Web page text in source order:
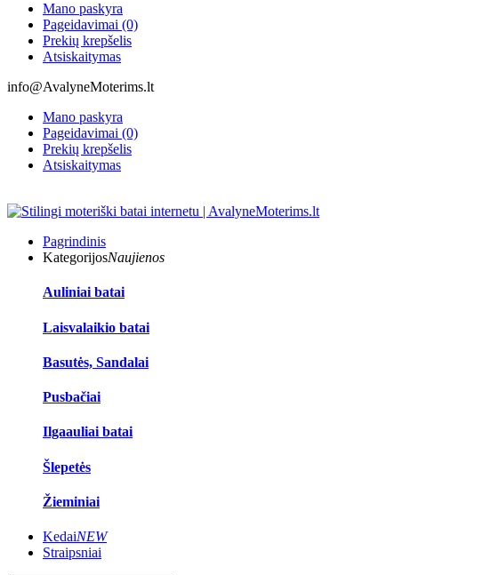
Mano paskyra
Pageidavimai (0)
Prekių krepšelis
Atsiskaitymas
info@AvalyneMoterims.lt
Mano paskyra
Pageidavimai (0)
Prekių krepšelis
Atsiskaitymas
Pagrindinis
KategorijosNaujienos
Auliniai batai
Laisvalaikio batai
Basutės, Sandalai
Pusbačiai
Ilgaauliai batai
Šlepetės
Žieminiai
KedaiNEW
Straipsniai